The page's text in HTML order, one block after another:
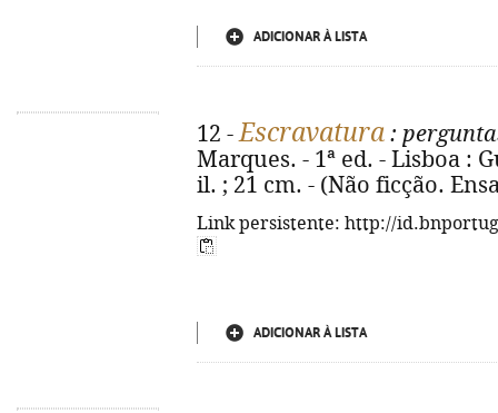
ADICIONAR À LISTA
12 -Escravatura :
Marques. - 1ª ed. - Lisboa :
il. ; 21 cm. - (Não ficção.
Link persistente: http://
ADICIONAR À LISTA